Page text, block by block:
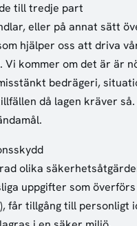
till tredje part
eller på annat sätt
hjälper oss att driva
Vi kommer om det är är
bedrägeri,
då lagen kräver
olika
uppgifter som
får tillgång till